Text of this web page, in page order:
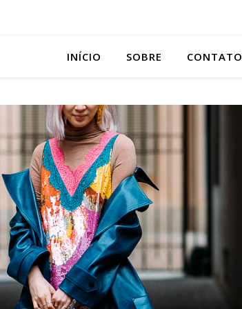
INÍCIO SOBRE CONTATO